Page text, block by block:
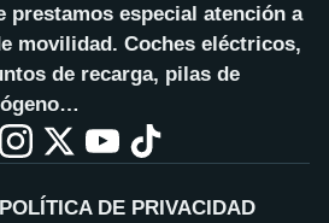
prestamos especial atención a
movilidad. Coches eléctricos,
de recarga, pilas de
DE PRIVACIDAD